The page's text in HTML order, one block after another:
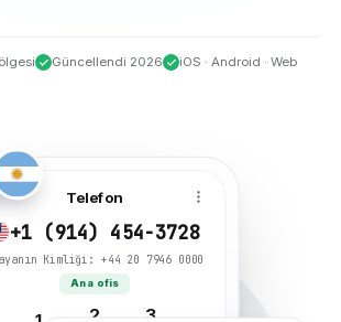
Güncellendi 2026 iOS · Android · Web
Telefon
+1 (914) 454-3728
Kimliği: +44 20 7946 0000
Ana ofis
2 3